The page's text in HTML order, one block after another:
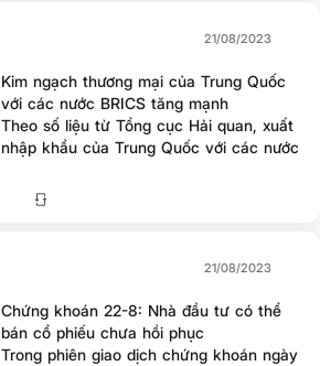
21/08/2023
Kim ngạch thương mại của Trung Quốc
với các nước BRICS tăng mạnh
Theo số liệu từ Tổng cục Hải quan, xuất
nhập khẩu của Trung Quốc với các nước
gian từ tháng 1-7/2023 đã tăng 19,1% so
21/08/2023
Chứng khoán 22-8: Nhà đầu tư có thể
bán cổ phiếu chưa hồi phục
Trong phiên giao dịch chứng khoán ngày